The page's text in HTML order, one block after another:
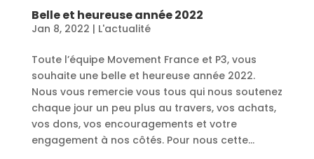
Belle et heureuse année 2022
Jan 8, 2022 | L'actualité
Toute l’équipe Movement France et P3, vous
souhaite une belle et heureuse année 2022.
Nous vous remercie vous tous qui nous soutenez
chaque jour un peu plus au travers, vos achats,
vos dons, vos encouragements et votre
engagement à nos côtés. Pour nous cette...